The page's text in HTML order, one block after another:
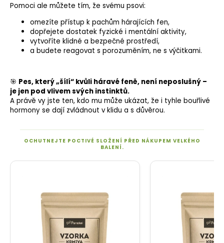
Pomoci ale můžete tím, že svému psovi:
omezíte přístup k pachům hárajících fen,
dopřejete dostatek fyzické i mentální aktivity,
vytvoříte klidné a bezpečné prostředí,
a budete reagovat s porozuměním, ne s výčitkami.
🎯 Pes, který „šílí“ kvůli háravé feně, není neposlušný –
je jen pod vlivem svých instinktů.
A právě vy jste ten, kdo mu může ukázat, že i tyhle bouřlivé
hormony se dají zvládnout v klidu a s důvěrou.